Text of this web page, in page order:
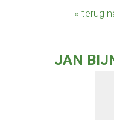
« terug
JAN